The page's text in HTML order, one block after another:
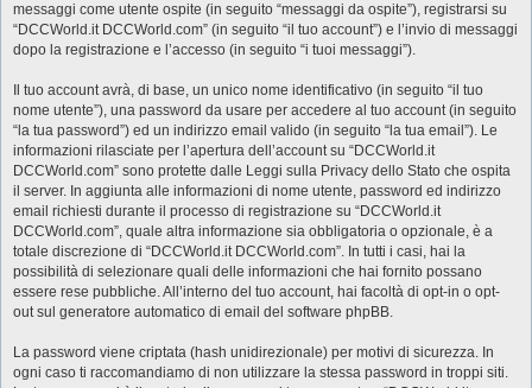
messaggi come utente ospite (in seguito “messaggi da ospite”), registrarsi su
“DCCWorld.it DCCWorld.com” (in seguito “il tuo account”) e l’invio di messaggi
dopo la registrazione e l’accesso (in seguito “i tuoi messaggi”).
Il tuo account avrà, di base, un unico nome identificativo (in seguito “il tuo
nome utente”), una password da usare per accedere al tuo account (in seguito
“la tua password”) ed un indirizzo email valido (in seguito “la tua email”). Le
informazioni rilasciate per l’apertura dell’account su “DCCWorld.it
DCCWorld.com” sono protette dalle Leggi sulla Privacy dello Stato che ospita
il server. In aggiunta alle informazioni di nome utente, password ed indirizzo
email richiesti durante il processo di registrazione su “DCCWorld.it
DCCWorld.com”, quale altra informazione sia obbligatoria o opzionale, è a
totale discrezione di “DCCWorld.it DCCWorld.com”. In tutti i casi, hai la
possibilità di selezionare quali delle informazioni che hai fornito possano
essere rese pubbliche. All’interno del tuo account, hai facoltà di opt-in o opt-
out sul generatore automatico di email del software phpBB.
La password viene criptata (hash unidirezionale) per motivi di sicurezza. In
ogni caso ti raccomandiamo di non utilizzare la stessa password in troppi siti.